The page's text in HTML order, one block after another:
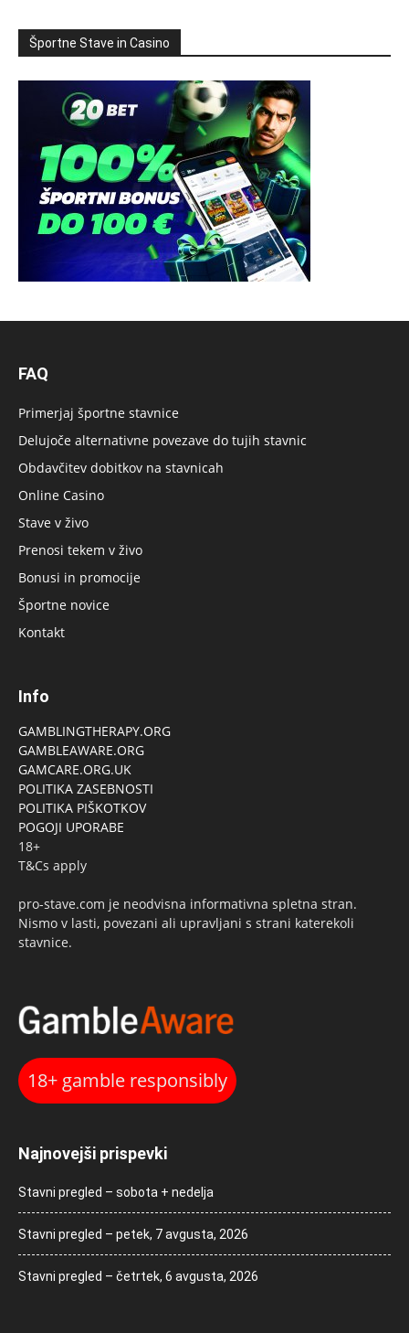
Športne Stave in Casino
FAQ
Primerjaj športne stavnice
Delujoče alternativne povezave do tujih stavnic
Obdavčitev dobitkov na stavnicah
Online Casino
Stave v živo
Prenosi tekem v živo
Bonusi in promocije
Športne novice
Kontakt
Info
GAMBLINGTHERAPY.ORG
GAMBLEAWARE.ORG
GAMCARE.ORG.UK
POLITIKA ZASEBNOSTI
POLITIKA PIŠKOTKOV
POGOJI UPORABE
18+
T&Cs apply
pro-stave.com je neodvisna informativna spletna stran.
Nismo v lasti, povezani ali upravljani s strani katerekoli
stavnice.
18+ gamble responsibly
Najnovejši prispevki
Stavni pregled – sobota + nedelja
Stavni pregled – petek, 7 avgusta, 2026
Stavni pregled – četrtek, 6 avgusta, 2026